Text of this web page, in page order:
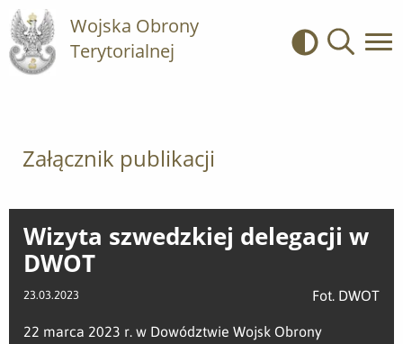
Wojska Obrony
Terytorialnej
Kontrast
Załącznik publikacji
Wizyta szwedzkiej delegacji w
DWOT
23.03.2023 Fot. DWOT
22 marca 2023 r. w Dowództwie Wojsk Obrony